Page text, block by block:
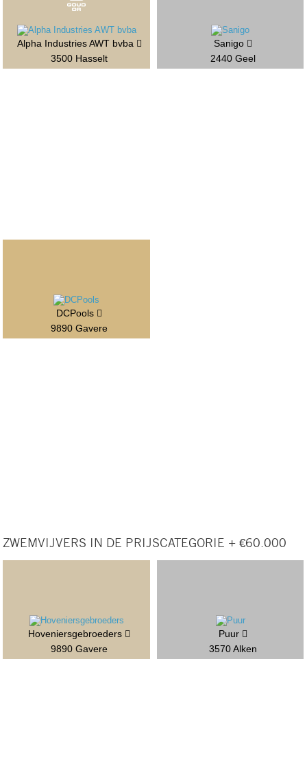
Alpha Industries AWT bvba
3500 Hasselt
Sanigo
2440 Geel
DCPools
9890 Gavere
ZWEMVIJVERS IN DE PRIJSCATEGORIE + €60.000
Hoveniersgebroeders
9890 Gavere
Puur
3570 Alken